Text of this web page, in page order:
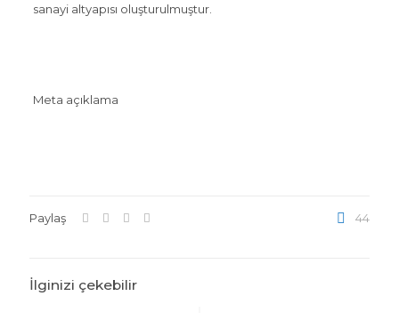
sanayi altyapısı oluşturulmuştur.
Meta açıklama
Paylaş 44
İlginizi çekebilir